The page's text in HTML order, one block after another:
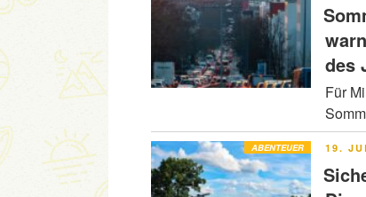
des
Für
ABENTEUER 19.